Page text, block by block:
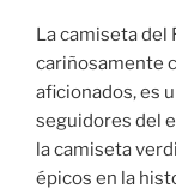
La camiseta del
cariñosamente
aficionados, es
seguidores del
la camiseta
épicos en la